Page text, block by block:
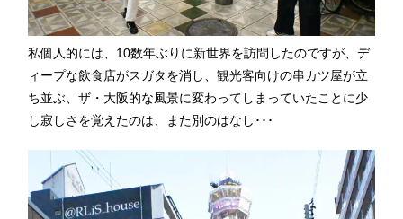
私個人的には、10数年ぶりに新世界を訪問したのですが、デ
ィープな飲食店がスガタを消し、観光客向けの串カツ屋が立
ち並ぶ、ザ・大阪的な風景に変わってしまっていたことに少
し寂しさを覚えたのは、また別のはなし･･･